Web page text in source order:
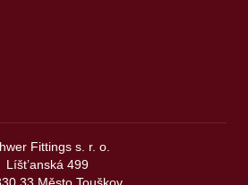
Fittings s. r. o.
Líšt’anská 499